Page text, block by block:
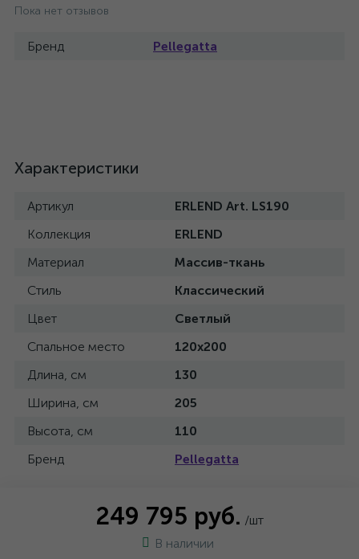
Пока нет отзывов
Бренд Pellegatta
Характеристики
Артикул
ERLEND Art. LS190
Коллекция
ERLEND
Материал
Массив-ткань
Стиль
Классический
Цвет
Светлый
Спальное место
120x200
Длина, см
130
Ширина, см
205
Высота, см
110
Бренд
Pellegatta
249 795 руб. /шт
В наличии